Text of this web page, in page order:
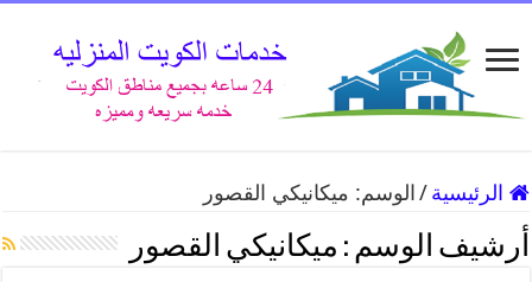
الرئيسية / الوسم: ميكانيكي القصور
أرشيف الوسم : ميكانيكي القصور